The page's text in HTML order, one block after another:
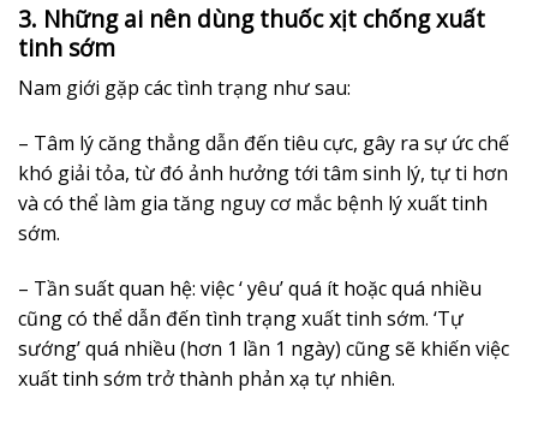
3. Những ai nên dùng thuốc xịt chống xuất
tinh sớm
Nam giới gặp các tình trạng như sau:
– Tâm lý căng thẳng dẫn đến tiêu cực, gây ra sự ức chế
khó giải tỏa, từ đó ảnh hưởng tới tâm sinh lý, tự ti hơn
và có thể làm gia tăng nguy cơ mắc bệnh lý xuất tinh
sớm.
– Tần suất quan hệ: việc ‘ yêu’ quá ít hoặc quá nhiều
cũng có thể dẫn đến tình trạng xuất tinh sớm. ‘Tự
sướng’ quá nhiều (hơn 1 lần 1 ngày) cũng sẽ khiến việc
xuất tinh sớm trở thành phản xạ tự nhiên.